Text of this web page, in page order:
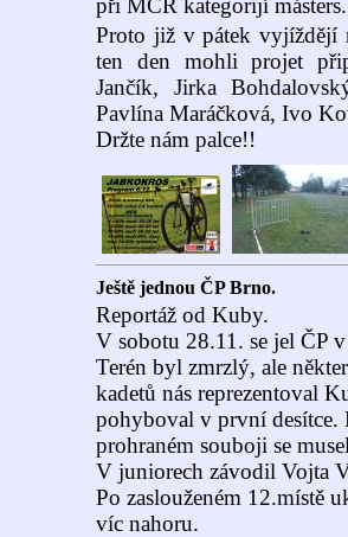
při MČR kategorijí másters.
Proto již v pátek vyjíždějí
ten den mohli projet
Jančík, Jirka
Pavlína Maráčková, Ivo
Držte nám palce!!
Ještě jednou ČP Brno.
Reportáž od Kuby.
V sobotu 28.11. se jel ČP
Terén byl zmrzlý, ale
kadetů nás reprezentoval
pohyboval v první
prohraném souboji se
V juniorech závodil Vojta
Po zaslouženém 12.místě
víc nahoru.